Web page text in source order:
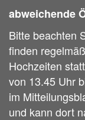
abweichende
Bitte beachten
finden
Hochzeiten
von 13.45 Uhr
im
und kann dort